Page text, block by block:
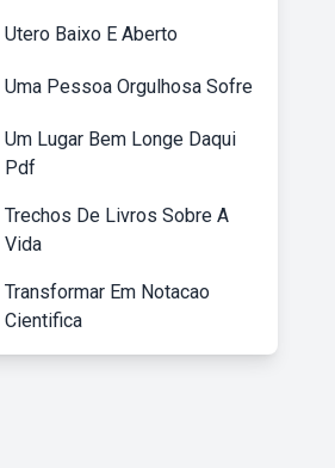
Utero Baixo E Aberto
Uma Pessoa Orgulhosa Sofre
Um Lugar Bem Longe Daqui
Pdf
Trechos De Livros Sobre A
Vida
Transformar Em Notacao
Cientifica